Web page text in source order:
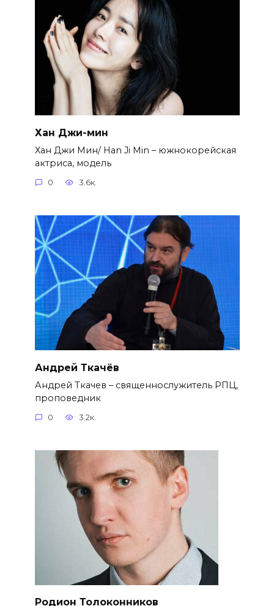
Хан Джи-мин
Хан Джи Мин/ Han Ji Min – южнокорейская
актриса, модель
0 3.6к.
Андрей Ткачёв
Андрей Ткачев – священнослужитель РПЦ,
проповедник
0 3.2к.
Родион Толоконников